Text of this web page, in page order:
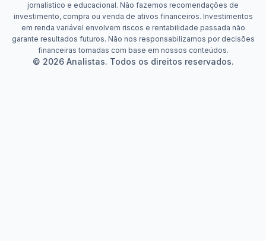
jornalístico e educacional. Não fazemos recomendações de
investimento, compra ou venda de ativos financeiros. Investimentos
em renda variável envolvem riscos e rentabilidade passada não
garante resultados futuros. Não nos responsabilizamos por decisões
financeiras tomadas com base em nossos conteúdos.
© 2026 Analistas. Todos os direitos reservados.